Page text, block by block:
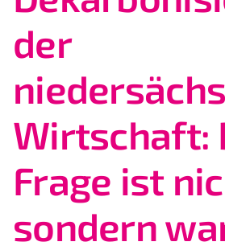
der
Wirtschaft:
Frage ist
sondern